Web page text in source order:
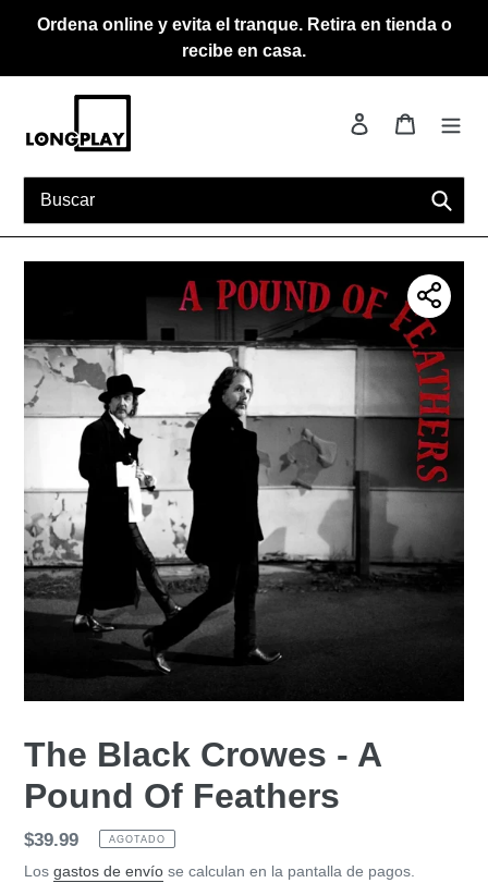
directamente
contenido
Ordena online y evita el tranque. Retira en tienda o
recibe en casa.
Ingresar Carrito
The Black Crowes - A
Pound Of Feathers
Precio
habitual
$39.99 AGOTADO
Los gastos de envío se calculan en la pantalla de pagos.